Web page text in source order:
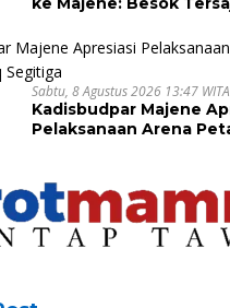
Sabtu, 8 Agustus 2026 13:47 WITA
Kadisbudpar Majene
Pelaksanaan Arena